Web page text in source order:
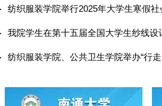
纺织服装学院举行2025年大学生寒假社
我院学生在第十五届全国大学生纱线设
纺织服装学院、公共卫生学院举办“行